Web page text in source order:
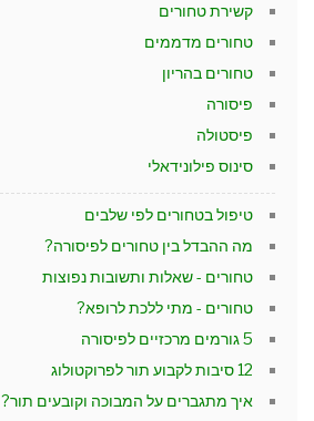
קשירת טחורים
טחורים מדממים
טחורים בהריון
פיסורה
פיסטולה
סינוס פילונידאלי
טיפול בטחורים לפי שלבים
מה ההבדל בין טחורים לפיסורה?
טחורים - שאלות ותשובות נפוצות
טחורים - מתי ללכת לרופא?
5 גורמים מרכזיים לפיסורה
12 סיבות לקבוע תור לפרוקטולוג
איך מתגברים על המבוכה וקובעים תור?